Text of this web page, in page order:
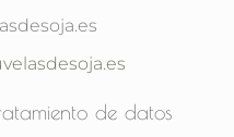
de datos